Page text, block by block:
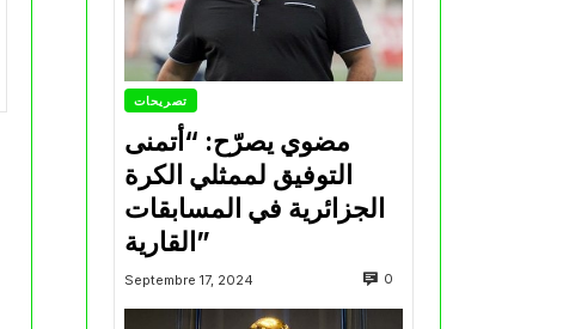
تصريحات
مضوي يصرّح: “أتمنى
التوفيق لممثلي الكرة
الجزائرية في المسابقات
القارية”
Septembre 17, 2024 0